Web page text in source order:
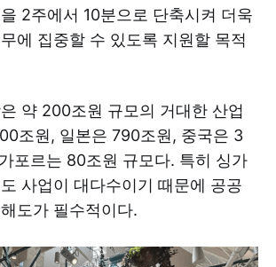
2주에서 10분으로 단축시켜 더욱
에 집중할 수 있도록 지원할 목적
약 200조원 규모의 거대한 산업
조원, 일본은 790조원, 중국은 3
포르는 80조원 규모다. 특히 싱가
사업이 대다수이기 때문에 공공
도가 필수적이다.